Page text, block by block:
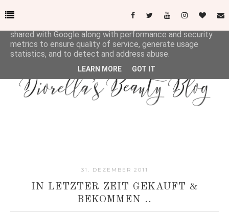
31. DEZEMBER 2011
IN LETZTER ZEIT GEKAUFT &
BEKOMMEN ..
This site uses cookies from Google to deliver its services
shared with Google along with performance and security
metrics to ensure quality of service, generate usage
statistics, and to detect and address abuse.
LEARN MORE GOT IT